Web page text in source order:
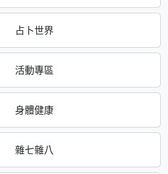
占卜世界
活動專區
身體健康
雜七雜八